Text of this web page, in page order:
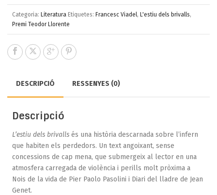
Categoria: Literatura Etiquetes: Francesc Viadel, L'estiu dels brivalls,
Premi Teodor Llorente
DESCRIPCIÓ RESSENYES (0)
Descripció
L’estiu dels brivalls és una història descarnada sobre l’infern
que habiten els perdedors. Un text angoixant, sense
concessions de cap mena, que submergeix al lector en una
atmosfera carregada de violència i perills molt pròxima a
Nois de la vida de Pier Paolo Pasolini i Diari del lladre de Jean
Genet.